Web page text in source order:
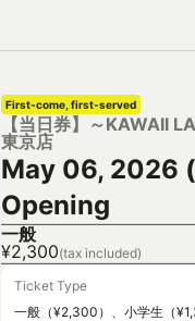
First-come, first-served
【当日券】～KAWAII
東京店
May 06, 2026
Opening
一般
¥2,300(tax included)
Ticket Type
一般（¥2,300）、小学生（